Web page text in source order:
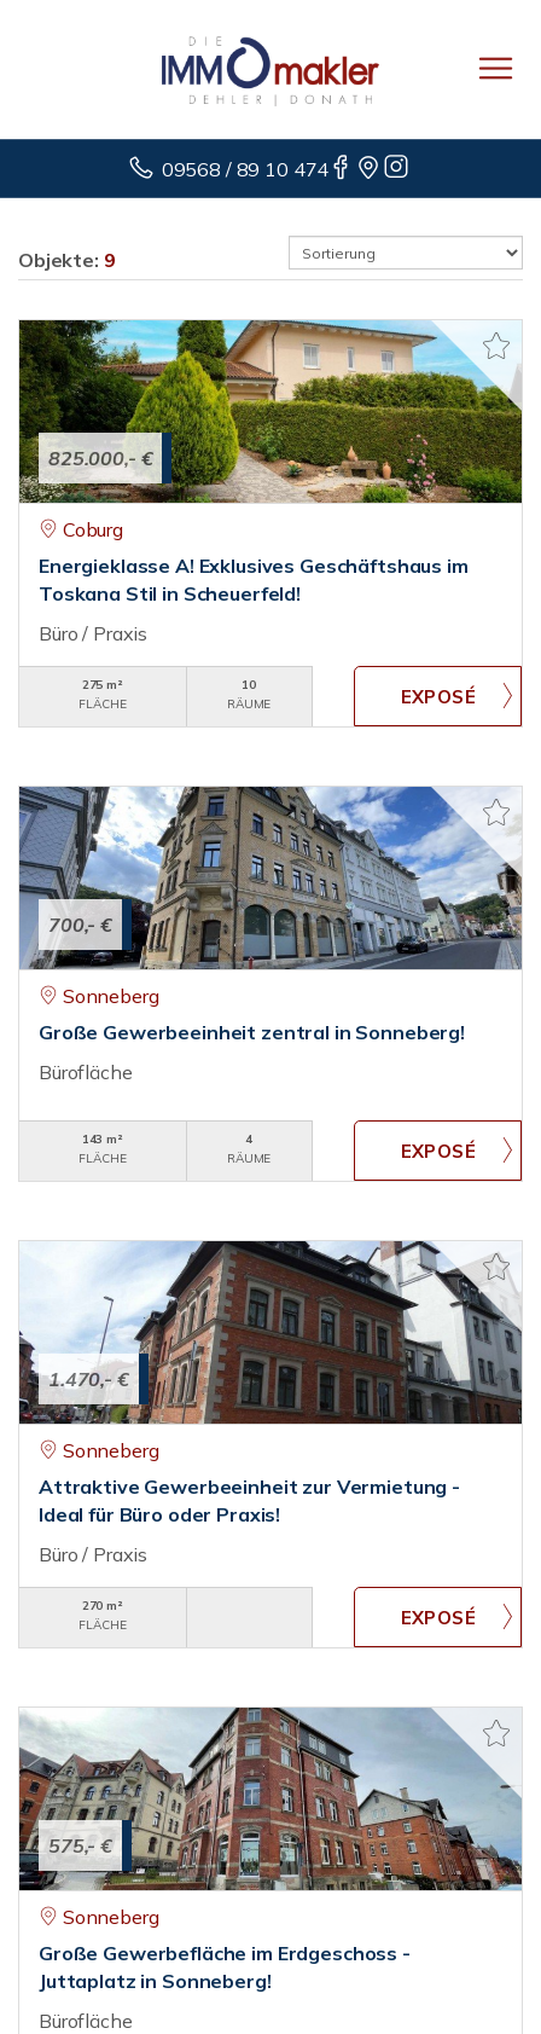
09568 / 89 10 474
Objekte: 9
825.000,- €
Coburg
Energieklasse A! Exklusives Geschäftshaus im
Toskana Stil in Scheuerfeld!
Büro / Praxis
275 m²
FLÄCHE
10
RÄUME
700,- €
Sonneberg
Große Gewerbeeinheit zentral in Sonneberg!
Bürofläche
143 m²
FLÄCHE
4
RÄUME
1.470,- €
Sonneberg
Attraktive Gewerbeeinheit zur Vermietung -
Ideal für Büro oder Praxis!
Büro / Praxis
270 m²
FLÄCHE
575,- €
Sonneberg
Große Gewerbefläche im Erdgeschoss -
Juttaplatz in Sonneberg!
Bürofläche